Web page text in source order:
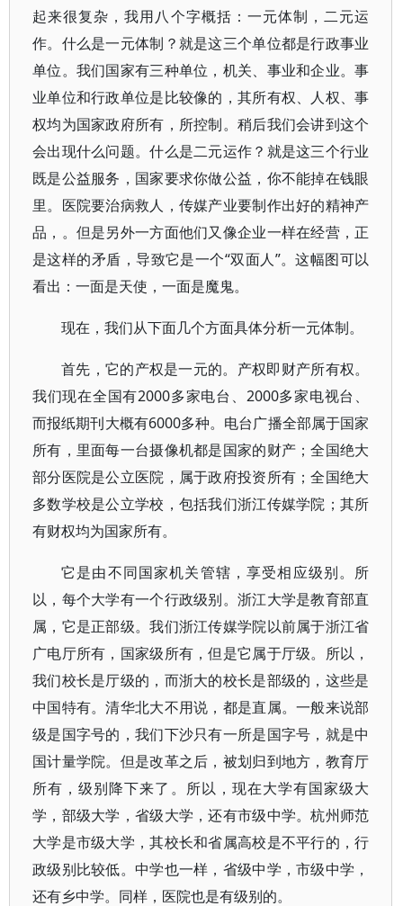
起来很复杂，我用八个字概括：一元体制，二元运
作。什么是一元体制？就是这三个单位都是行政事业
单位。我们国家有三种单位，机关、事业和企业。事
业单位和行政单位是比较像的，其所有权、人权、事
权均为国家政府所有，所控制。稍后我们会讲到这个
会出现什么问题。什么是二元运作？就是这三个行业
既是公益服务，国家要求你做公益，你不能掉在钱眼
里。医院要治病救人，传媒产业要制作出好的精神产
品，。但是另外一方面他们又像企业一样在经营，正
是这样的矛盾，导致它是一个“双面人”。这幅图可以
看出：一面是天使，一面是魔鬼。
现在，我们从下面几个方面具体分析一元体制。
首先，它的产权是一元的。产权即财产所有权。
我们现在全国有2000多家电台、2000多家电视台、
而报纸期刊大概有6000多种。电台广播全部属于国家
所有，里面每一台摄像机都是国家的财产；全国绝大
部分医院是公立医院，属于政府投资所有；全国绝大
多数学校是公立学校，包括我们浙江传媒学院；其所
有财权均为国家所有。
它是由不同国家机关管辖，享受相应级别。所
以，每个大学有一个行政级别。浙江大学是教育部直
属，它是正部级。我们浙江传媒学院以前属于浙江省
广电厅所有，国家级所有，但是它属于厅级。所以，
我们校长是厅级的，而浙大的校长是部级的，这些是
中国特有。清华北大不用说，都是直属。一般来说部
级是国字号的，我们下沙只有一所是国字号，就是中
国计量学院。但是改革之后，被划归到地方，教育厅
所有，级别降下来了。所以，现在大学有国家级大
学，部级大学，省级大学，还有市级中学。杭州师范
大学是市级大学，其校长和省属高校是不平行的，行
政级别比较低。中学也一样，省级中学，市级中学，
还有乡中学。同样，医院也是有级别的。